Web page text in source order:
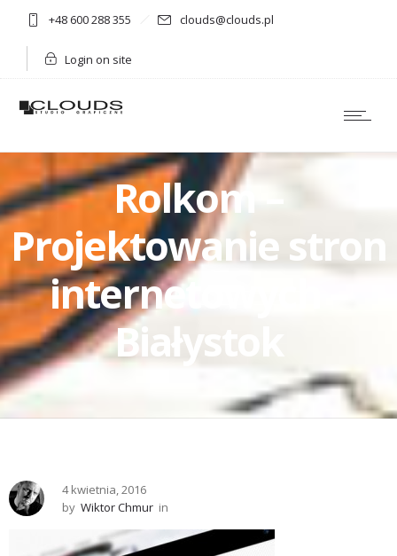
+48 600 288 355 clouds@clouds.pl
Login on site
Rolkom –
Projektowanie stron
internetowych –
Białystok
4 kwietnia, 2016
by Wiktor Chmur in